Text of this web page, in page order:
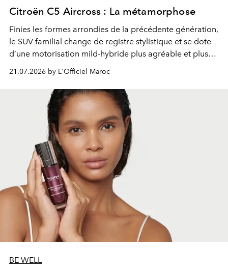
Citroën C5 Aircross : La métamorphose
Finies les formes arrondies de la précédente génération,
le SUV familial change de registre stylistique et se dote
d’une motorisation mild-hybride plus agréable et plus
économe. à n’en pas douter, le nouveau C5 Aircross a
gagné en maturité.
21.07.2026 by L'Officiel Maroc
BE WELL